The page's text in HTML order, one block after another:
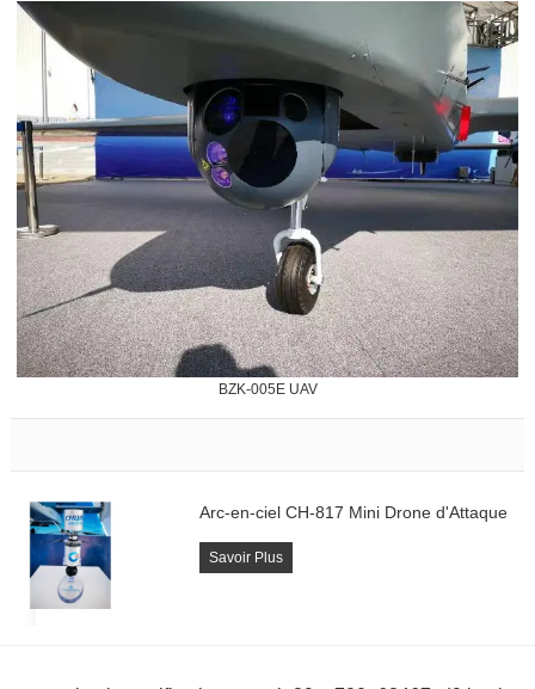
BZK-005E UAV
Arc-en-ciel CH-817 Mini Drone d'Attaque
Savoir Plus